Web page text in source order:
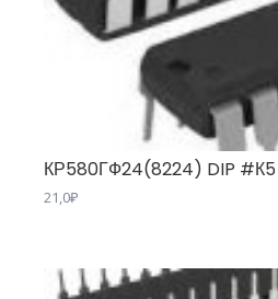
КР580ГФ24(8224) DIP #К5
21,0₽